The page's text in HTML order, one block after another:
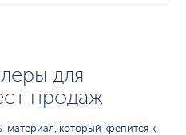
для
продаж
который крепится к